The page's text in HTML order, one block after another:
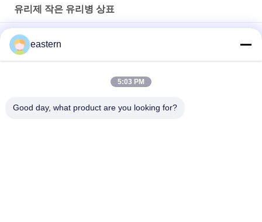
유리제 작은 유리병 상표
Somatropin HG 176-191 2mlx10 레이블이 있는 유리 바이알
전 세트 Paer Instrution를 가진 tren 아세테이트 작은 유리병 작은
eastern
5:03 PM
Good day, what product are you looking for?